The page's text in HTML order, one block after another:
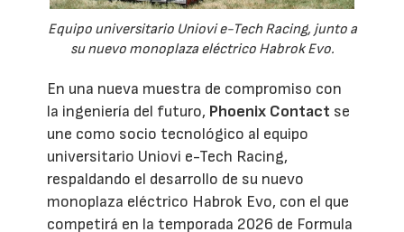
Equipo universitario Uniovi e-Tech Racing, junto a
su nuevo monoplaza eléctrico Habrok Evo.
En una nueva muestra de compromiso con
la ingeniería del futuro, Phoenix Contact se
une como socio tecnológico al equipo
universitario Uniovi e-Tech Racing,
respaldando el desarrollo de su nuevo
monoplaza eléctrico Habrok Evo, con el que
competirá en la temporada 2026 de Formula